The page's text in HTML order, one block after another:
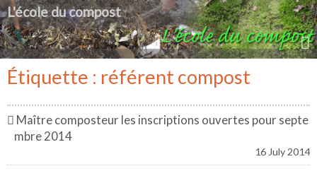
L'école du compost
Étiquette : référent compost
Maître composteur les inscriptions ouvertes pour septe
mbre 2014
16 July 2014